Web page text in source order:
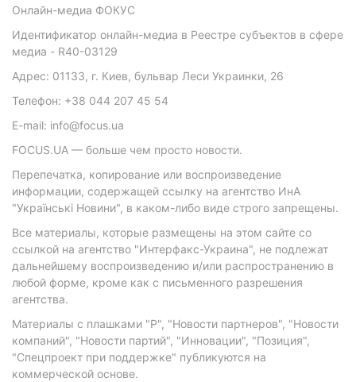
Онлайн-медиа ФОКУС
Идентификатор онлайн-медиа в Реестре субъектов в сфере
медиа - R40-03129
Адрес: 01133, г. Киев, бульвар Леси Украинки, 26
Телефон: +38 044 207 45 54
E-mail: info@focus.ua
FOCUS.UA — больше чем просто новости.
Перепечатка, копирование или воспроизведение
информации, содержащей ссылку на агентство ИнА
"Українські Новини", в каком-либо виде строго запрещены.
Все материалы, которые размещены на этом сайте со
ссылкой на агентство "Интерфакс-Украина", не подлежат
дальнейшему воспроизведению и/или распространению в
любой форме, кроме как с письменного разрешения
агентства.
Материалы с плашками "Р", "Новости партнеров", "Новости
компаний", "Новости партий", "Инновации", "Позиция",
"Спецпроект при поддержке" публикуются на
коммерческой основе.